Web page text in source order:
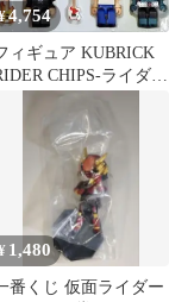
4,754
ィギュア KUBRICK
CHIPS-ライダー
面ライダーアギト3rdエ
ンディングテーマ
「DEEP BREATH」購
入限定【10日以内発
1,480
番くじ 仮面ライダー